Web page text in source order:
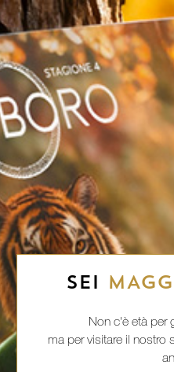
SEI
Non c'è età per
ma per visitare il nostro